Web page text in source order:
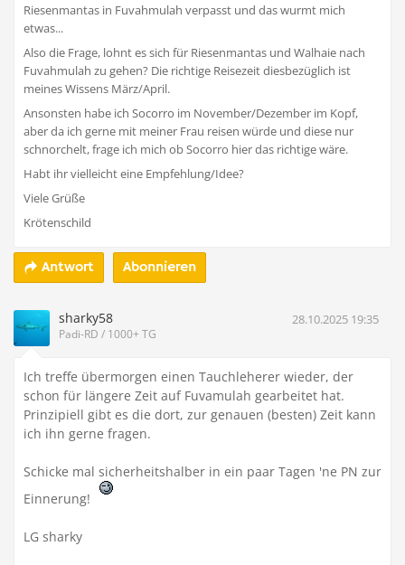
Riesenmantas in Fuvahmulah verpasst und das wurmt mich
etwas...
Also die Frage, lohnt es sich für Riesenmantas und Walhaie nach
Fuvahmulah zu gehen? Die richtige Reisezeit diesbezüglich ist
meines Wissens März/April.
Ansonsten habe ich Socorro im November/Dezember im Kopf,
aber da ich gerne mit meiner Frau reisen würde und diese nur
schnorchelt, frage ich mich ob Socorro hier das richtige wäre.
Habt ihr vielleicht eine Empfehlung/Idee?
Viele Grüße
Krötenschild
Antwort Abonnieren
sharky58
Padi-RD / 1000+ TG
28.10.2025 19:35
Ich treffe übermorgen einen Tauchleherer wieder, der
schon für längere Zeit auf Fuvamulah gearbeitet hat.
Prinzipiell gibt es die dort, zur genauen (besten) Zeit kann
ich ihn gerne fragen.
Schicke mal sicherheitshalber in ein paar Tagen 'ne PN zur
Einnerung!
LG sharky